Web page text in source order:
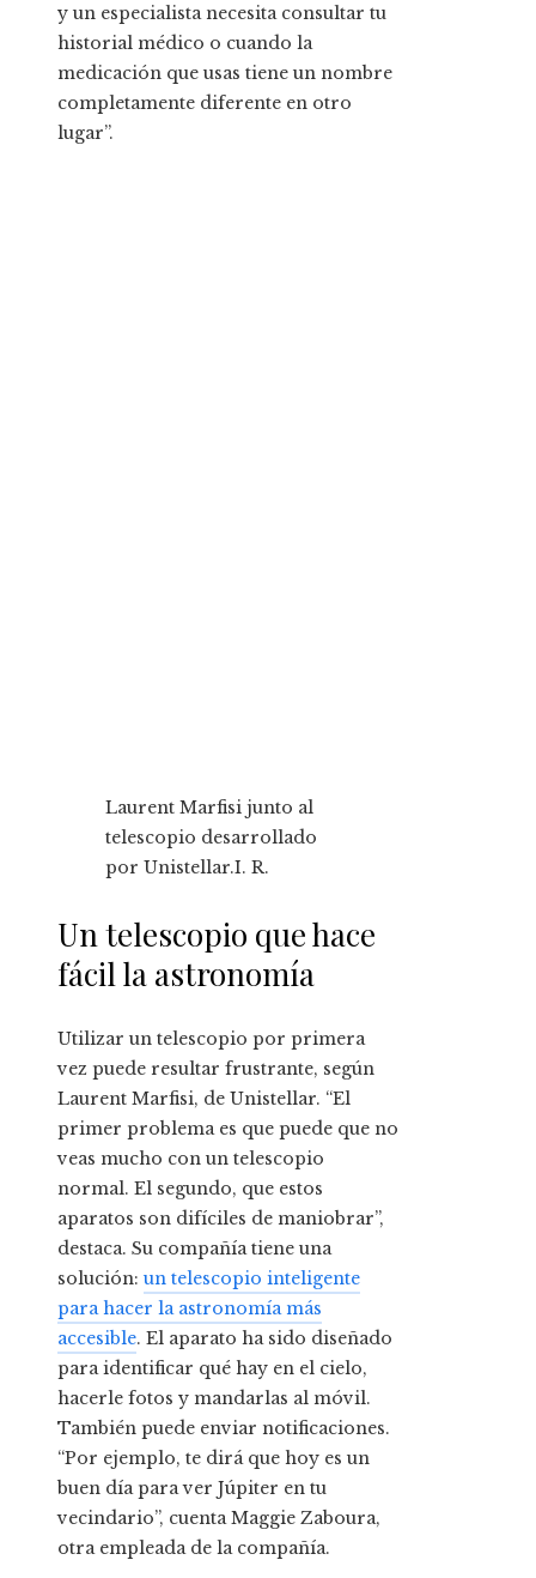
y un especialista necesita consultar tu
historial médico o cuando la
medicación que usas tiene un nombre
completamente diferente en otro
lugar”.
Laurent Marfisi junto al
telescopio desarrollado
por Unistellar.I. R.
Un telescopio que hace
fácil la astronomía
Utilizar un telescopio por primera
vez puede resultar frustrante, según
Laurent Marfisi, de Unistellar. “El
primer problema es que puede que no
veas mucho con un telescopio
normal. El segundo, que estos
aparatos son difíciles de maniobrar”,
destaca. Su compañía tiene una
solución: un telescopio inteligente
para hacer la astronomía más
accesible. El aparato ha sido diseñado
para identificar qué hay en el cielo,
hacerle fotos y mandarlas al móvil.
También puede enviar notificaciones.
“Por ejemplo, te dirá que hoy es un
buen día para ver Júpiter en tu
vecindario”, cuenta Maggie Zaboura,
otra empleada de la compañía.